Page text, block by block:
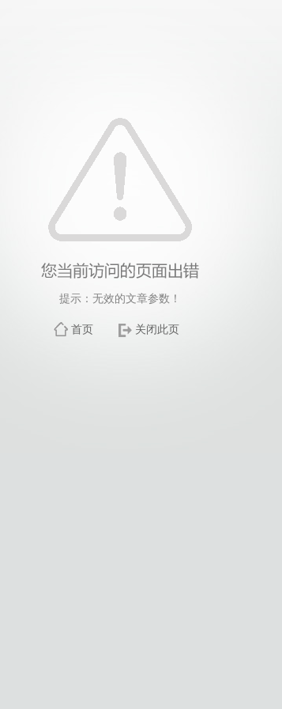
提示：无效的文章参数！
首页 关闭此页